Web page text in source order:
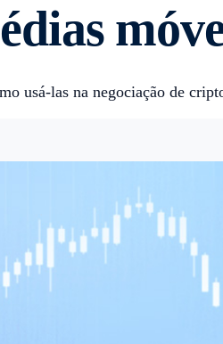
usá-las na negociação de